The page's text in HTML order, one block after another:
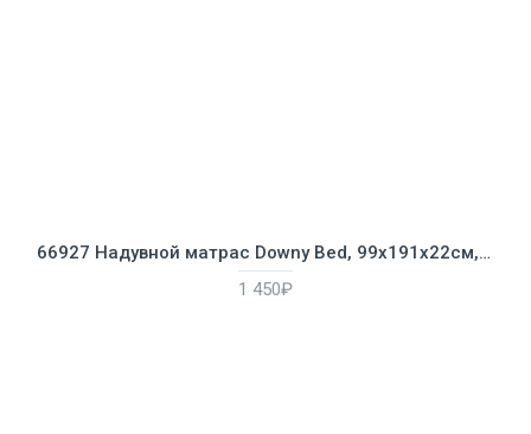
66927 Надувной матрас Downy Bed, 99х191х22см, со встроенным ножным насосом
1 450₽